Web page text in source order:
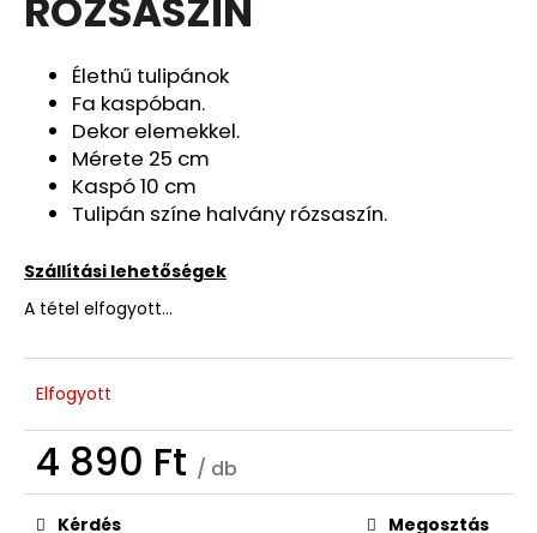
RÓZSASZÍN
Élethű tulipánok
Fa kaspóban.
Dekor elemekkel.
Mérete 25 cm
Kaspó 10 cm
Tulipán színe halvány rózsaszín.
Szállítási lehetőségek
A tétel elfogyott…
Elfogyott
4 890 Ft / db
Egységár:
Kérdés Megosztás
DEKOR
ORCHIDEA
KASPÓBAN
KICSI
HALVÁNY
ZÖLD